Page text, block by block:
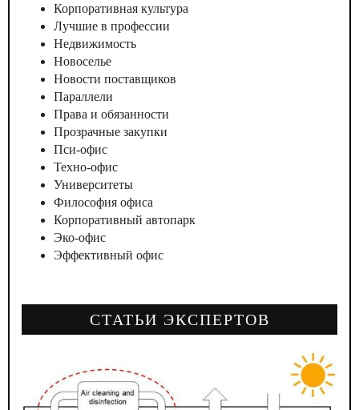
Корпоративная культура
Лучшие в профессии
Недвижимость
Новоселье
Новости поставщиков
Параллели
Права и обязанности
Прозрачные закупки
Пси-офис
Техно-офис
Университеты
Философия офиса
Корпоративный автопарк
Эко-офис
Эффективный офис
СТАТЬИ ЭКСПЕРТОВ